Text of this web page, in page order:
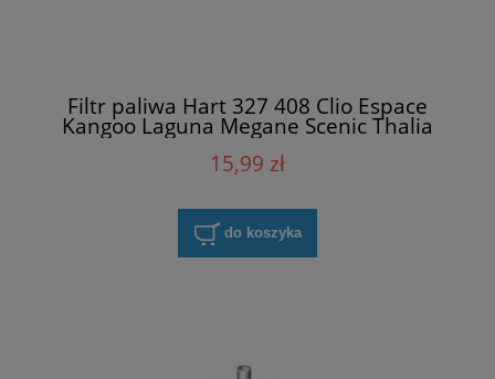
Filtr paliwa Hart 327 408 Clio Espace
Kangoo Laguna Megane Scenic Thalia
Twingo
15,99 zł
do koszyka